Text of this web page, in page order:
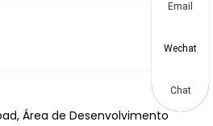
Área de Desenvolvimento
Email
Wechat
Chat